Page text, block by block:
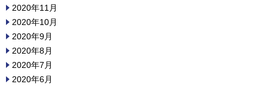
2020年11月
2020年10月
2020年9月
2020年8月
2020年7月
2020年6月